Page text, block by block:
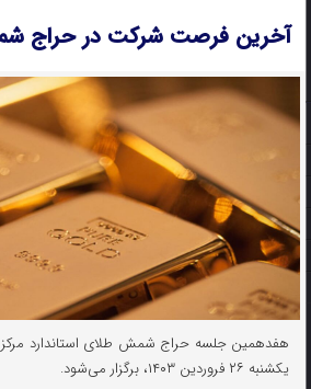
آخرین فرصت شرکت در حراج
هفدهمین جلسه حراج شمش طلای استاندارد مرکز
یکشنبه ۲۶ فروردین ۱۴۰۳، برگزار می‌شود.